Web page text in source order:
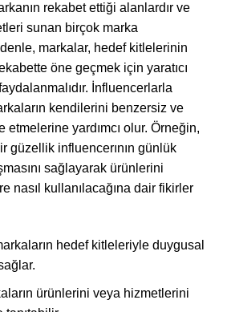
rekabet ettiği alanlardır ve
sunan birçok marka
markalar, hedef kitlelerinin
öne geçmek için yaratıcı
İnfluencerlarla
kendilerini benzersiz ve
yardımcı olur. Örneğin,
güzellik influencerının günlük
sağlayarak ürünlerini
nasıl kullanılacağına dair fikirler
hedef kitleleriyle duygusal
ürünlerini veya hizmetlerini